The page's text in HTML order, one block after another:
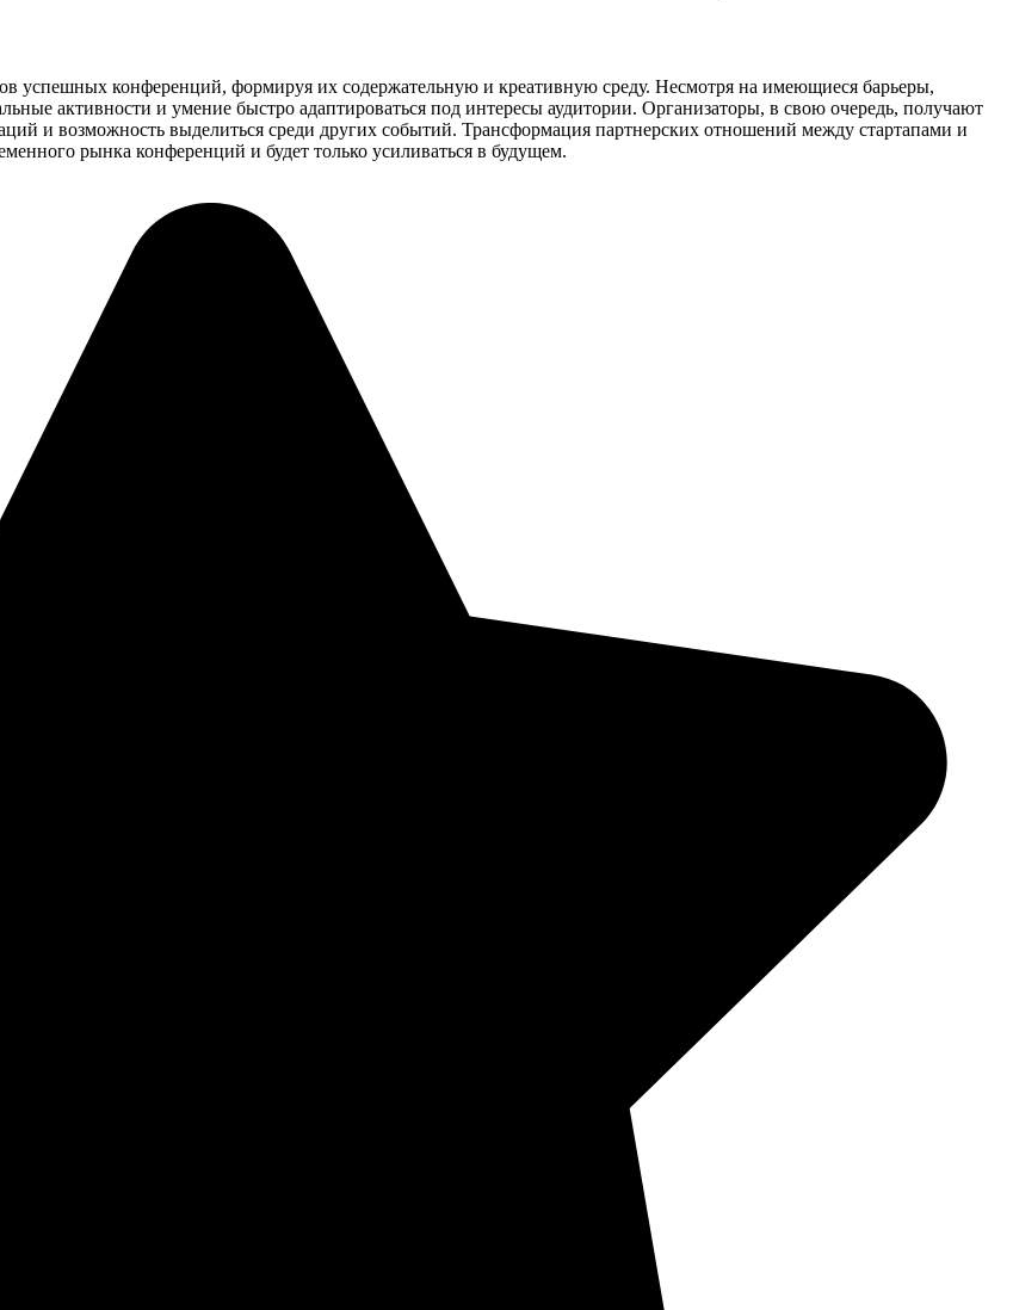
успешных конференций, формируя их содержательную и креативную среду. Несмотря на имеющиеся барьеры,
активности и умение быстро адаптироваться под интересы аудитории. Организаторы, в свою очередь, получают
и возможность выделиться среди других событий. Трансформация партнерских отношений между стартапами и
рынка конференций и будет только усиливаться в будущем.